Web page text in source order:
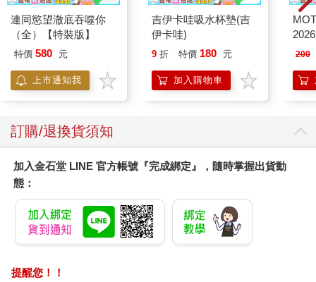
連同慾望澈底吞噬你
（全）【特裝版】
特價 580 元
上市通知我
吉伊卡哇吸水杯墊(吉
伊卡哇)
9 折 特價 180 元
加入購物車
200
訂購/退換貨須知
加入金石堂 LINE 官方帳號『完成綁定』，隨時掌握出貨動
態：
提醒您！！